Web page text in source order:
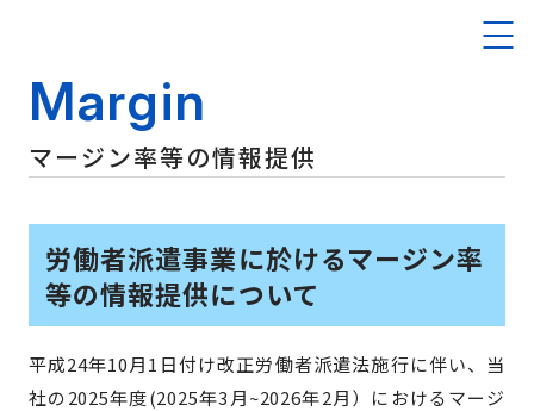
Margin
マージン率等の情報提供
労働者派遣事業に於けるマージン率
等の情報提供について
平成24年10月1日付け改正労働者派遣法施行に伴い、当
社の2025年度(2025年3月~2026年2月）におけるマージ